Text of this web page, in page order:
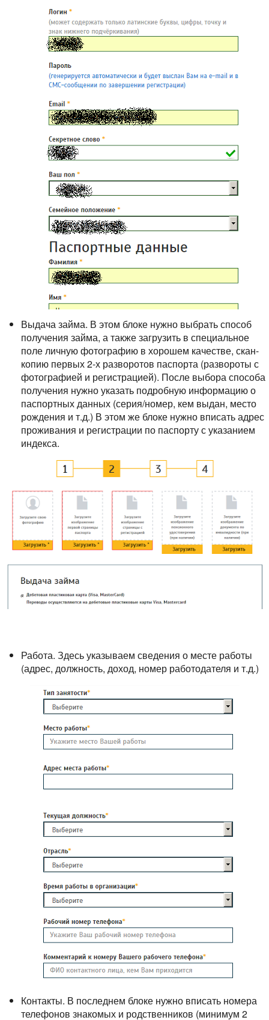
Выдача займа. В этом блоке нужно выбрать способ
получения займа, а также загрузить в специальное
поле личную фотографию в хорошем качестве, скан-
копию первых 2-х разворотов паспорта (развороты с
фотографией и регистрацией). После выбора способа
получения нужно указать подробную информацию о
паспортных данных (серия/номер, кем выдан, место
рождения и т.д.) В этом же блоке нужно вписать адрес
проживания и регистрации по паспорту с указанием
индекса.
Работа. Здесь указываем сведения о месте работы
(адрес, должность, доход, номер работодателя и т.д.)
Контакты. В последнем блоке нужно вписать номера
телефонов знакомых и родственников (минимум 2